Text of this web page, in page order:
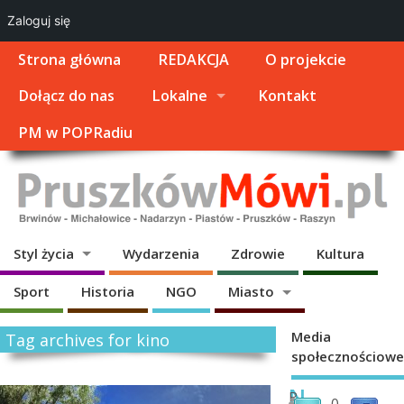
Strona główna REDAKCJA
O projekcie
Dołącz do nas
Lokalne
Kontakt
PM w POPRadiu
Styl życia Wydarzenia Zdrowie Kultura
Sport Historia NGO Miasto
Tag archives for kino
N
P
Media
społecznościowe
Zaloguj się